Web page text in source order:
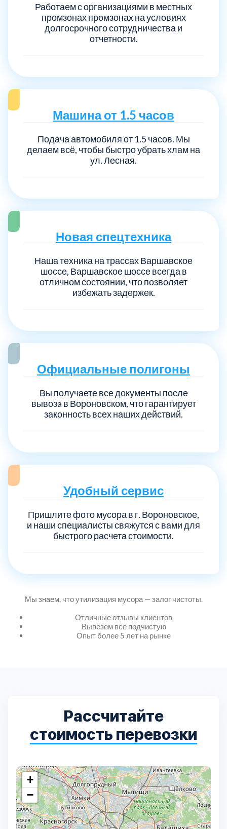
Работаем с организациями в местных
промзонах промзонах на условиях
долгосрочного сотрудничества и
отчетности.
Машина от 1.5 часов
Подача автомобиля от 1.5 часов. Мы
делаем всё, чтобы быстро убрать хлам на
ул. Лесная.
Новая спецтехника
Наша техника на трассах Варшавское
шоссе, Варшавское шоссе всегда в
отличном состоянии, что позволяет
избежать задержек.
Официальные полигоны
Вы получаете все документы после
вывозa в Вороновском, что гарантирует
законность всех наших действий.
Удобный сервис
Пришлите фото мусора в г. Вороновское,
и наши специалисты свяжутся с вами для
быстрого расчета стоимости.
Мы знаем, что утилизация мусора — залог чистоты.
Отличные отзывы клиентов
Вывезем все подчистую
Опыт более 5 лет на рынке
Рассчитайте
стоимость перевозки
+
−
Выберите город:
Богородский
Воскресенский 7
Дмитровский 7
Долгопрудный
Егорьевский
Зеленоградский
Истринский 11
Каширский 2